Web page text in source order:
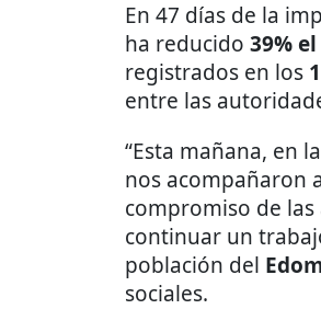
En 47 días de la
ha reducido 39%
registrados en los
entre las
“Esta mañana, en la
nos acompañaron
compromiso de
continuar un
población del
sociales.